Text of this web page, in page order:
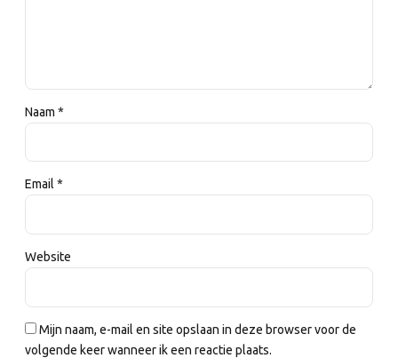
Naam *
Email *
Website
Mijn naam, e-mail en site opslaan in deze browser voor de
volgende keer wanneer ik een reactie plaats.